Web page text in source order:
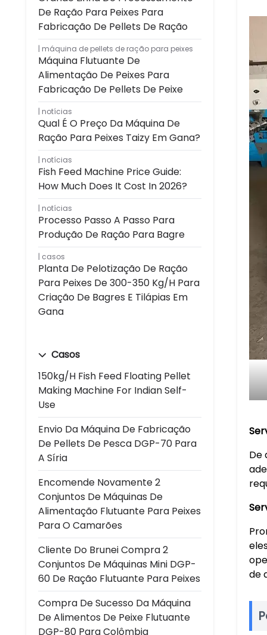
De Ração Para Peixes Para
Fabricação De Pellets De Ração
máquina de pellets de ração para peixes
Máquina Flutuante De
Alimentação De Peixes Para
Fabricação De Pellets De Peixe
notícias
Qual É O Preço Da Máquina De
Ração Para Peixes Taizy Em Gana?
notícias
Fish Feed Machine Price Guide:
How Much Does It Cost In 2026?
notícias
Processo Passo A Passo Para
Produção De Ração Para Bagre
casos
Planta De Pelotização De Ração
Para Peixes De 300-350 Kg/h Para
Criação De Bagres E Tilápias Em
Gana
Casos
150kg/h Fish Feed Floating Pellet
Making Machine For Indian Self-
Use
Envio Da Máquina De Fabricação
De Pellets De Pesca DGP-70 Para
A Síria
Encomende Novamente 2
Conjuntos De Máquinas De
Alimentação Flutuante Para Peixes
Para O Camarões
Cliente Do Brunei Compra 2
Conjuntos De Máquinas Mini DGP-
60 De Ração Flutuante Para Peixes
Compra De Sucesso Da Máquina
De Alimentos De Peixe Flutuante
DGP-80 Para Colômbia
De
de